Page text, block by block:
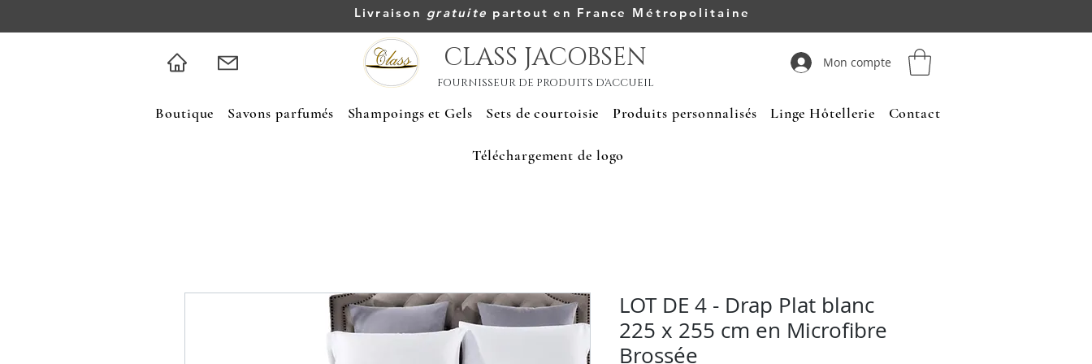
Livraison gratuite partout en France Métropolitaine
CLASS JACOBSEN
FOURNISSEUR DE PRODUITS D'ACCUEIL
Mon compte
Boutique Savons parfumés Shampoings et Gels Sets de courtoisie Produits personnalisés Linge Hôtellerie Contact
Téléchargement de logo
LOT DE 4 - Drap Plat blanc
225 x 255 cm en Microfibre
Brossée